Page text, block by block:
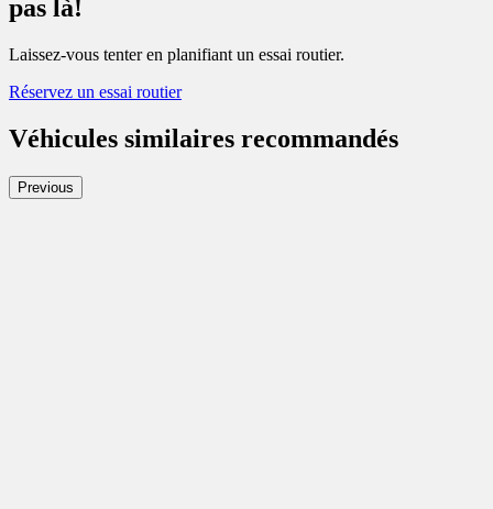
pas là!
Laissez-vous tenter en planifiant un essai routier.
Réservez un essai routier
Véhicules similaires recommandés
Previous